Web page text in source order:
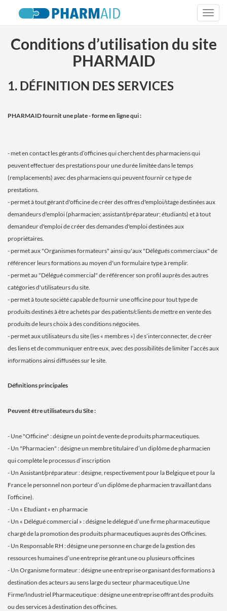
Conditions d’utilisation du site
PHARMAID
1. DÉFINITION DES SERVICES
PHARMAID fournit une plate - forme en ligne qui :
- met en contact les gérants d’officines qui cherchent des pharmaciens qui
peuvent effectuer des prestations pour une durée limitée dans le temps
(remplacements) avec des pharmaciens qui peuvent fournir ce type de
prestations.
- permet à tout gérant d'officine de créer des offres d'emploi/stage destinées aux
demandeurs d'emploi (pharmacien; assistant/préparateur; étudiants) et à tout
demandeur d'emploi de créer des demandes d'emploi destinées aux
propriétaires.
- permet aux "Organismes formateurs" ainsi qu'aux "Délégués commerciaux" de
référencer leurs formations au moyen d'un formulaire type à remplir.
- permet au "Délégué commercial" de référencer son profil auprès des autres
catégories d'utilisateurs du site.
- permet à toute société capable de fournir une officine pour tout type de
produits destinés à être achetés par des patients/clients de mettre en vente des
produits de leurs choix à des conditions négociées.
- permet aux utilisateurs du site (les « membres ») de s’interconnecter, de créer
des liens et de communiquer entre eux, avec des possibilités de limiter l’accès aux
informations ainsi diffusées sur le site.
Définitions principales
Peuvent être utilisateurs du Site :
- Une "Officine" : désigne un point de vente de produits pharmaceutiques.
- Un "Pharmacien" : désigne un membre titulaire d’un diplôme de pharmacien
qui complète le processus d’inscription
- Un Assistant/préparateur : désigne, respectivement pour la Belgique et pour la
France le personnel non porteur d’un diplôme de pharmacien travaillant dans
l’officine).
- Un « Etudiant » en pharmacie
- Un « Délégué commercial » : désigne le délégué d’une firme pharmaceutique
chargé de la promotion des produits pharmaceutiques auprès des Officines.
- Un Responsable RH : désigne une personne en charge de la gestion des
ressources humaines d’une entreprise gérant une ou plusieurs officines
- Un Organisme formateur : désigne une entreprise organisant des formations à
destination des acteurs au sens large du secteur pharmaceutique.Une
Firme/Industriel Pharmaceutique : désigne une entreprise offrant des produits
ou des services à destination des officines.